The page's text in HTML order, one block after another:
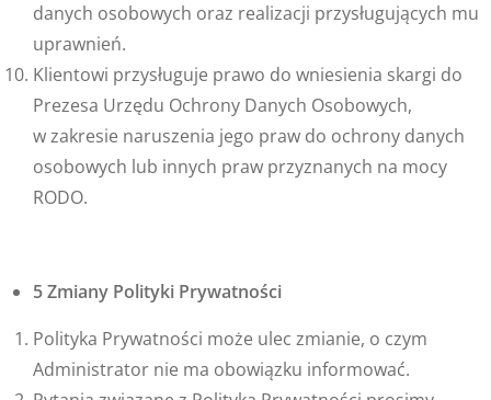
danych osobowych oraz realizacji przysługujących mu
uprawnień.
Klientowi przysługuje prawo do wniesienia skargi do
Prezesa Urzędu Ochrony Danych Osobowych,
w zakresie naruszenia jego praw do ochrony danych
osobowych lub innych praw przyznanych na mocy
RODO.
5 Zmiany Polityki Prywatności
Polityka Prywatności może ulec zmianie, o czym
Administrator nie ma obowiązku informować.